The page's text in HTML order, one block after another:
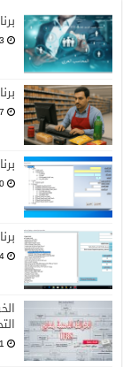
13
17
10
24
1 مارس، 2025